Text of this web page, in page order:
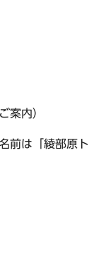
案内）
前は「綾部原ト